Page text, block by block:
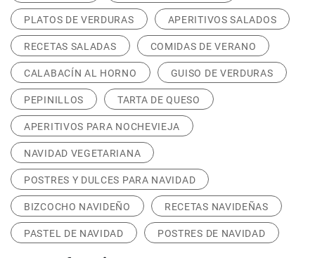
PLATOS DE VERDURAS APERITIVOS SALADOS
RECETAS SALADAS COMIDAS DE VERANO
CALABACÍN AL HORNO GUISO DE VERDURAS
PEPINILLOS TARTA DE QUESO
APERITIVOS PARA NOCHEVIEJA
NAVIDAD VEGETARIANA
POSTRES Y DULCES PARA NAVIDAD
BIZCOCHO NAVIDEÑO RECETAS NAVIDEÑAS
PASTEL DE NAVIDAD POSTRES DE NAVIDAD